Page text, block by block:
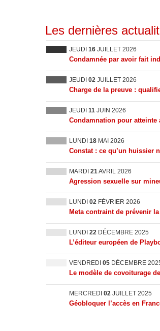
Les dernières
JEUDI 16 JUILLET 2026
Condamnée par avoir fait
JEUDI 02 JUILLET 2026
Charge de la preuve :
JEUDI 11 JUIN 2026
Condamnation pour atteinte
LUNDI 18 MAI 2026
Constat : ce qu’un huissier
MARDI 21AVRIL 2026
Agression sexuelle sur
LUNDI 02 FÉVRIER 2026
Meta contraint de prévenir
LUNDI 22 DÉCEMBRE 2025
L’éditeur européen de
VENDREDI 05 DÉCEMBRE
Le modèle de covoiturage
MERCREDI 02 JUILLET 2025
Géobloquer l’accès en